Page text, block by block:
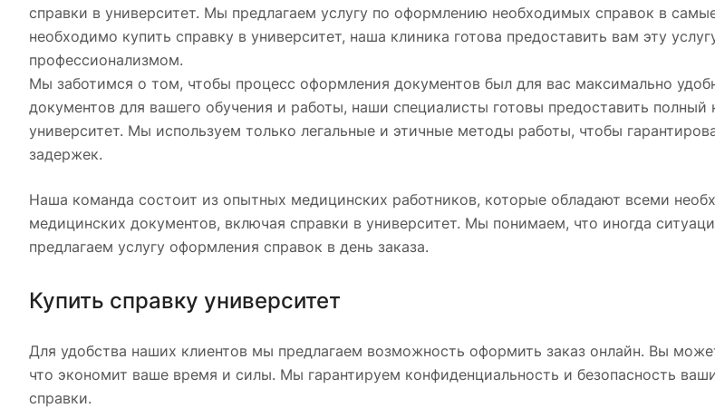
справки в университет. Мы предлагаем услугу по оформлению необходимых справок в
необходимо купить справку в университет, наша клиника готова предоставить вам эту
профессионализмом.
Мы заботимся о том, чтобы процесс оформления документов был для вас максимально
документов для вашего обучения и работы, наши специалисты готовы предоставить
университет. Мы используем только легальные и этичные методы работы, чтобы
задержек.
Наша команда состоит из опытных медицинских работников, которые обладают всеми
медицинских документов, включая справки в университет. Мы понимаем, что иногда
предлагаем услугу оформления справок в день заказа.
Купить справку университет
Для удобства наших клиентов мы предлагаем возможность оформить заказ онлайн. Вы
что экономит ваше время и силы. Мы гарантируем конфиденциальность и безопасность
справки.